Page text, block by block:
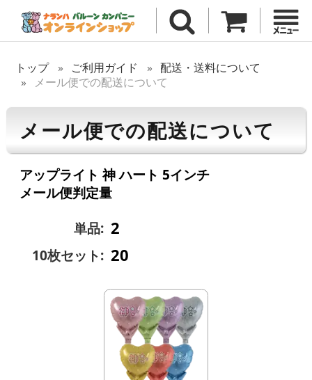
トップ ご利用ガイド
配送・送料について
メール便での配送について
メール便での配送について
アップライト 神 ハート 5インチ
メール便判定量
単品: 2
10枚セット: 20